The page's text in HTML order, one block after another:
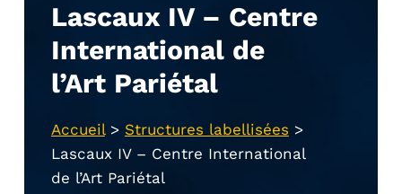
Lascaux IV – Centre
International de
l’Art Pariétal
Accueil> Structures labellisées >
Lascaux IV – Centre International
de l’Art Pariétal